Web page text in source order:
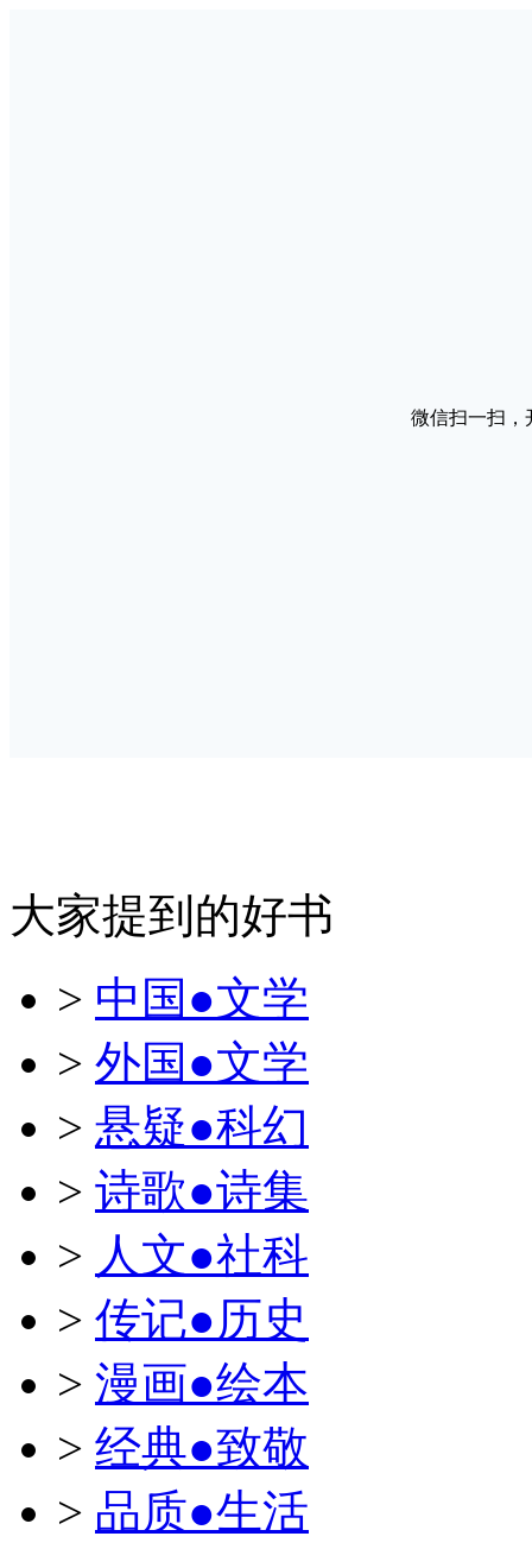
微信扫一扫，
大家提到的好书
> 中国●文学
> 外国●文学
> 悬疑●科幻
> 诗歌●诗集
> 人文●社科
> 传记●历史
> 漫画●绘本
> 经典●致敬
> 品质●生活